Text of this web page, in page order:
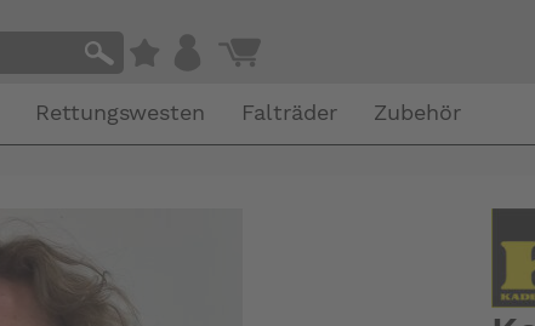
Rettungswesten Falträder Zubehör